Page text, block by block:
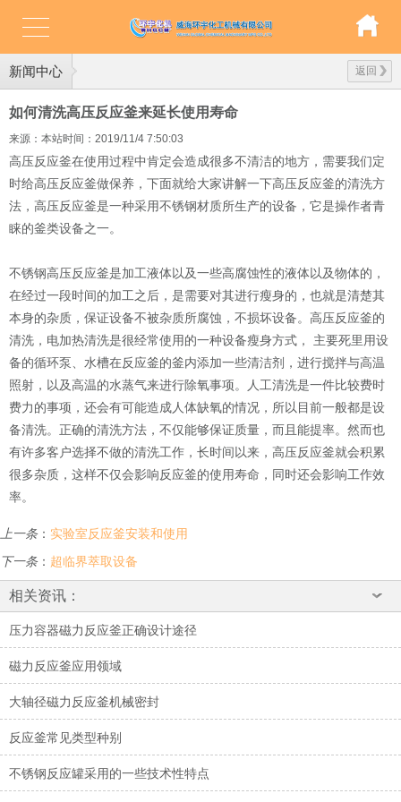
新闻中心 返回
如何清洗高压反应釜来延长使用寿命
来源：本站时间：2019/11/4 7:50:03
高压反应釜在使用过程中肯定会造成很多不清洁的地方，需要我们定
时给高压反应釜做保养，下面就给大家讲解一下高压反应釜的清洗方
法，高压反应釜是一种采用不锈钢材质所生产的设备，它是操作者青
睐的釜类设备之一。
不锈钢高压反应釜是加工液体以及一些高腐蚀性的液体以及物体的，
在经过一段时间的加工之后，是需要对其进行瘦身的，也就是清楚其
本身的杂质，保证设备不被杂质所腐蚀，不损坏设备。高压反应釜的
清洗，电加热清洗是很经常使用的一种设备瘦身方式，
主要死里用设
备的循环泵、水槽在反应釜的釜内添加一些清洁剂，进行搅拌与高温
照射，以及高温的水蒸气来进行除氧事项。人工清洗是一件比较费时
费力的事项，还会有可能造成人体缺氧的情况，所以目前一般都是设
备清洗。正确的清洗方法，不仅能够保证质量，而且能提率。然而也
有许多客户选择不做的清洗工作，长时间以来，高压反应釜就会积累
很多杂质，这样不仅会影响反应釜的使用寿命，同时还会影响工作效
率。
上一条： 实验室反应釜安装和使用
下一条： 超临界萃取设备
相关资讯：
压力容器磁力反应釜正确设计途径
磁力反应釜应用领域
大轴径磁力反应釜机械密封
反应釜常见类型种别
不锈钢反应罐采用的一些技术性特点